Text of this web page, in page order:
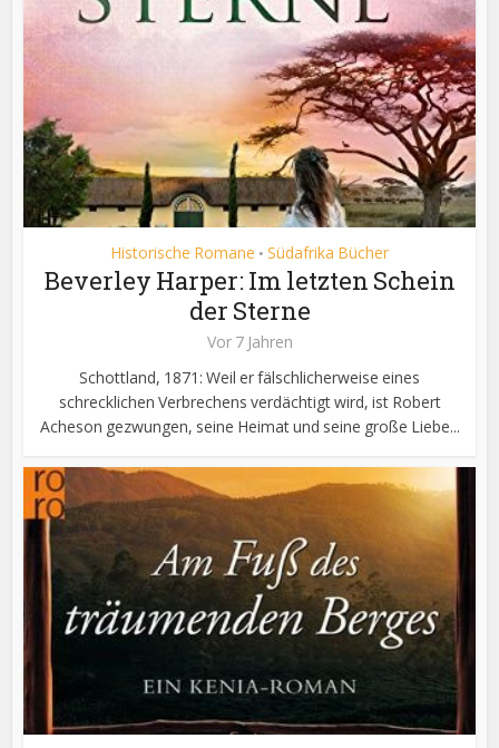
Historische Romane • Südafrika Bücher
Beverley Harper: Im letzten Schein
der Sterne
Vor 7 Jahren
Schottland, 1871: Weil er fälschlicherweise eines
schrecklichen Verbrechens verdächtigt wird, ist Robert
Acheson gezwungen, seine Heimat und seine große Liebe...